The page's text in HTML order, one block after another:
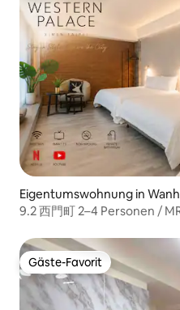
Eigentumswohnung in
9.2 西門町 2–4 Personen /
Gäste-Favorit
Gäste-Favorit